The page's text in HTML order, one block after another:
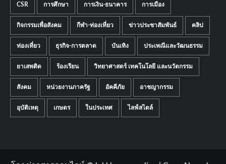
CSR การศึกษา การเงิน-ธนาคาร การเมือง
กิจกรรมเพื่อสังคม กีฬา-ท่องเที่ยว ข่าวประชาสัมพันธ์ คลิป
ท่องเที่ยว ธุรกิจ-การตลาด บันเทิง ประเพณีและวัฒนธรรม
ยาเสพติด ร้องเรียน วิทยาศาสตร์ เทคโนโลยี และนวัตกรรม
สังคม หน่วยงานภาครัฐ อัคคีภัย อาชญากรรม
อุบัติเหตุ เกษตร ในประเทศ ไลฟ์สไตล์